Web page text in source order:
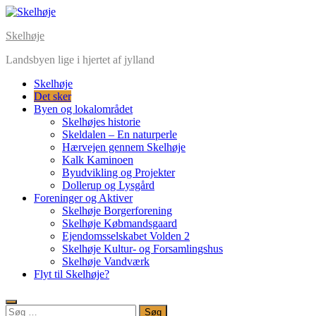
Skip
content
Skelhøje
Landsbyen lige i hjertet af jylland
Skelhøje
Det sker
Byen og lokalområdet
Skelhøjes historie
Skeldalen – En naturperle
Hærvejen gennem Skelhøje
Kalk Kaminoen
Byudvikling og Projekter
Dollerup og Lysgård
Foreninger og Aktiver
Skelhøje Borgerforening
Skelhøje Købmandsgaard
Ejendomsselskabet Volden 2
Skelhøje Kultur- og Forsamlingshus
Skelhøje Vandværk
Flyt til Skelhøje?
Søg